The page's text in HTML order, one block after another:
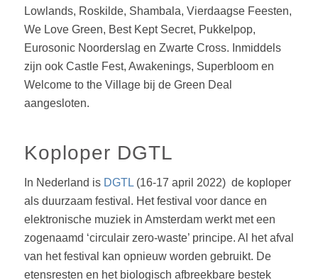
Lowlands, Roskilde, Shambala, Vierdaagse Feesten,
We Love Green, Best Kept Secret, Pukkelpop,
Eurosonic Noorderslag en Zwarte Cross. Inmiddels
zijn ook Castle Fest, Awakenings, Superbloom en
Welcome to the Village bij de Green Deal
aangesloten.
Koploper DGTL
In Nederland is DGTL(16-17 april 2022) de koploper
als duurzaam festival. Het festival voor dance en
elektronische muziek in Amsterdam werkt met een
zogenaamd ‘circulair zero-waste’ principe. Al het afval
van het festival kan opnieuw worden gebruikt. De
etensresten en het biologisch afbreekbare bestek